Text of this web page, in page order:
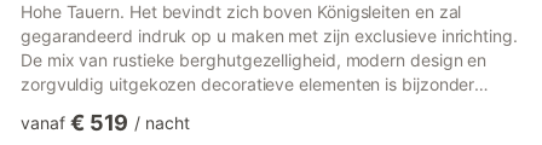
Hohe Tauern. Het bevindt zich boven Königsleiten en zal
gegarandeerd indruk op u maken met zijn exclusieve inrichting.
De mix van rustieke berghutgezelligheid, modern design en
zorgvuldig uitgekozen decoratieve elementen is bijzonder
stoombad, avontuurlijke douche en whirlpool, die nog wordt
vanaf € 519 / nacht